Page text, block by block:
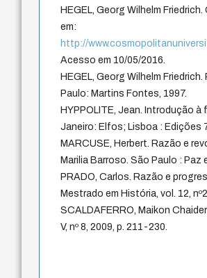
HEGEL, Georg Wilhelm
em:
http://
Acesso em 10/05/2016.
HEGEL, Georg Wilhelm
Paulo: Martins Fontes, 1997.
HYPPOLITE, Jean. Introdução
Janeiro: Elfos; Lisboa : Edições
MARCUSE, Herbert. Razão e
Marilia Barroso. São Paulo : Paz
PRADO, Carlos. Razão e
Mestrado em História, vol. 12,
SCALDAFERRO, Maikon
V, nº 8, 2009, p. 211-230.